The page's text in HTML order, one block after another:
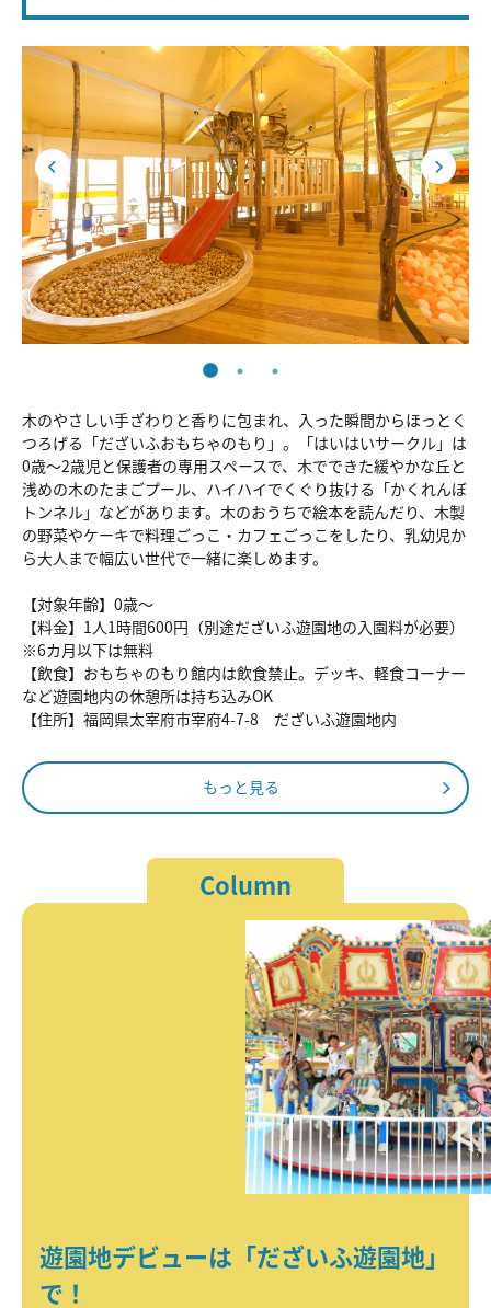
木のやさしい手ざわりと香りに包まれ、入った瞬間からほっとく
つろげる「だざいふおもちゃのもり」。「はいはいサークル」は
0歳～2歳児と保護者の専用スペースで、木でできた緩やかな丘と
浅めの木のたまごプール、ハイハイでくぐり抜ける「かくれんぼ
トンネル」などがあります。木のおうちで絵本を読んだり、木製
の野菜やケーキで料理ごっこ・カフェごっこをしたり、乳幼児か
ら大人まで幅広い世代で一緒に楽しめます。
【対象年齢】0歳～
【料金】1人1時間600円（別途だざいふ遊園地の入園料が必要）
※6カ月以下は無料
【飲食】おもちゃのもり館内は飲食禁止。デッキ、軽食コーナー
など遊園地内の休憩所は持ち込みOK
【住所】福岡県太宰府市宰府4-7-8 だざいふ遊園地内
もっと見る
Column
遊園地デビューは「だざいふ遊園地」
で！